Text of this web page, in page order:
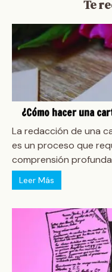
Te
¿Cómo hacer una
La redacción de una
es un proceso que
comprensión profunda
Leer Más